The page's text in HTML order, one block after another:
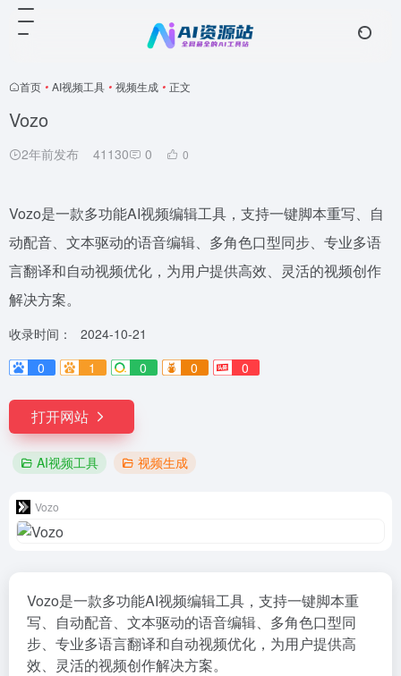
首页 • AI视频工具 • 视频生成 • 正文
Vozo
2年前发布 41130 0 0
Vozo是一款多功能AI视频编辑工具，支持一键脚本重写、自
动配音、文本驱动的语音编辑、多角色口型同步、专业多语
言翻译和自动视频优化，为用户提供高效、灵活的视频创作
解决方案。
收录时间：
2024-10-21
0
1 0 0 0
打开网站
AI视频工具 视频生成
Vozo
Vozo是一款多功能AI视频编辑工具，支持一键脚本重
写、自动配音、文本驱动的语音编辑、多角色口型同
步、专业多语言翻译和自动视频优化，为用户提供高
效、灵活的视频创作解决方案。